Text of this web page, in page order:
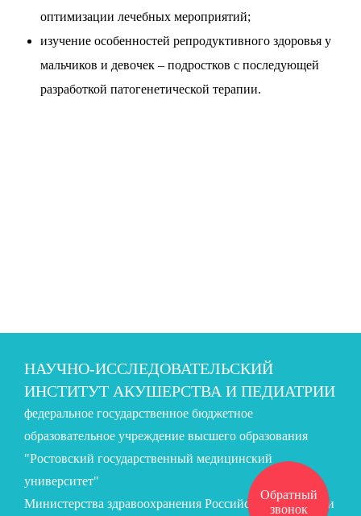
оптимизации лечебных мероприятий;
изучение особенностей репродуктивного здоровья у
мальчиков и девочек – подростков с последующей
разработкой патогенетической терапии.
НАУЧНО-ИССЛЕДОВАТЕЛЬСКИЙ
ИНСТИТУТ АКУШЕРСТВА И ПЕДИАТРИИ
федеральное государственное бюджетное
образовательное учреждение высшего образования
"Ростовский государственный медицинский
университет"
Министерства здравоохранения Российской Федерации
Обратный
звонок